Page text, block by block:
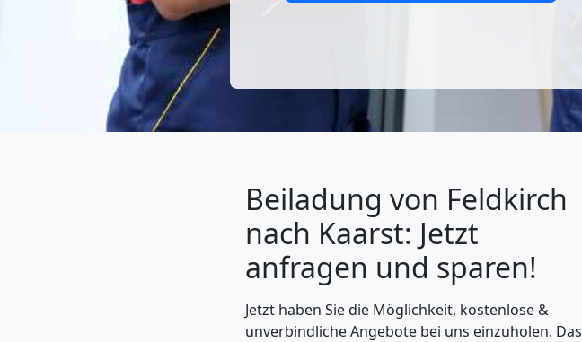
Beiladung von Feldkirch
nach Kaarst: Jetzt
anfragen und sparen!
Jetzt haben Sie die Möglichkeit, kostenlose &
unverbindliche Angebote bei uns einzuholen. Das